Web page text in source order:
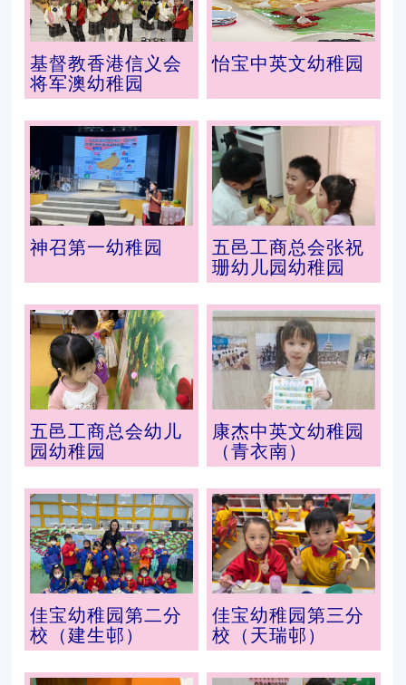
基督教香港信义会
将军澳幼稚园
怡宝中英文幼稚园
神召第一幼稚园
五邑工商总会张祝
珊幼儿园幼稚园
五邑工商总会幼儿
园幼稚园
康杰中英文幼稚园
（青衣南）
佳宝幼稚园第二分
校（建生邨）
佳宝幼稚园第三分
校（天瑞邨）